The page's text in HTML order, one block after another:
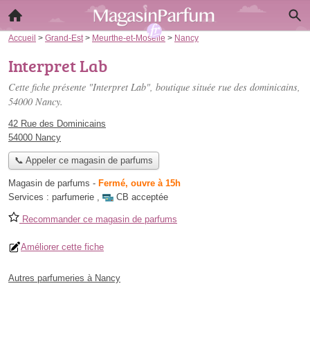
Accueil > Grand-Est > Meurthe-et-Moselle > Nancy
Interpret Lab
Cette fiche présente "Interpret Lab", boutique située rue des dominicains,
54000 Nancy.
42 Rue des Dominicains
54000 Nancy
📞 Appeler ce magasin de parfums
Magasin de parfums - Fermé, ouvre à 15h
Services : parfumerie , CB acceptée
Recommander ce magasin de parfums
Améliorer cette fiche
Autres parfumeries à Nancy